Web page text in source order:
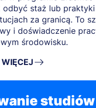
odbyć staż lub
za granicą. To
i doświadczenie
środowisku.
studiów